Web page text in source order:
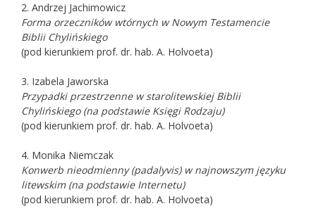
2. Andrzej Jachimowicz
Forma orzeczników wtórnych w Nowym Testamencie
Biblii Chylińskiego
(pod kierunkiem prof. dr. hab. A. Holvoeta)
3. Izabela Jaworska
Przypadki przestrzenne w starolitewskiej Biblii
Chylińskiego (na podstawie Księgi Rodzaju)
(pod kierunkiem prof. dr. hab. A. Holvoeta)
4. Monika Niemczak
Konwerb nieodmienny (padalyvis) w najnowszym języku
litewskim (na podstawie Internetu)
(pod kierunkiem prof. dr. hab. A. Holvoeta)